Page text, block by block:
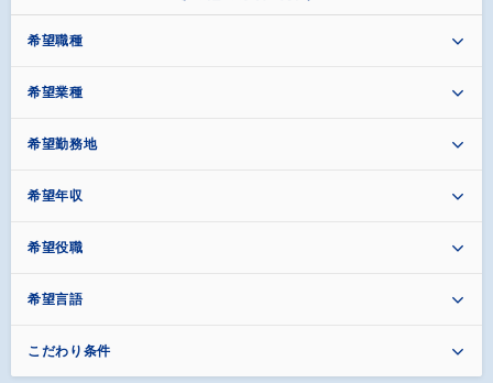
希望職種
希望業種
希望勤務地
希望年収
希望役職
希望言語
こだわり条件